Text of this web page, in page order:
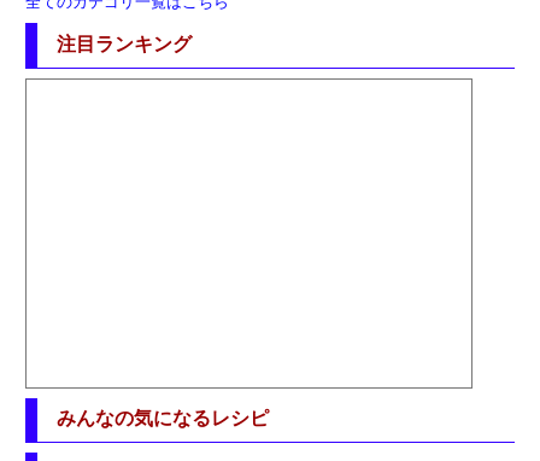
注目ランキング
みんなの気になるレシピ